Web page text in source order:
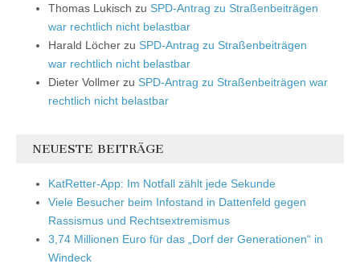
Thomas Lukisch zu SPD-Antrag zu Straßenbeiträgen
war rechtlich nicht belastbar
Harald Löcher zu SPD-Antrag zu Straßenbeiträgen
war rechtlich nicht belastbar
Dieter Vollmer zu SPD-Antrag zu Straßenbeiträgen war
rechtlich nicht belastbar
NEUESTE BEITRÄGE
KatRetter-App: Im Notfall zählt jede Sekunde
Viele Besucher beim Infostand in Dattenfeld gegen
Rassismus und Rechtsextremismus
3,74 Millionen Euro für das „Dorf der Generationen“ in
Windeck